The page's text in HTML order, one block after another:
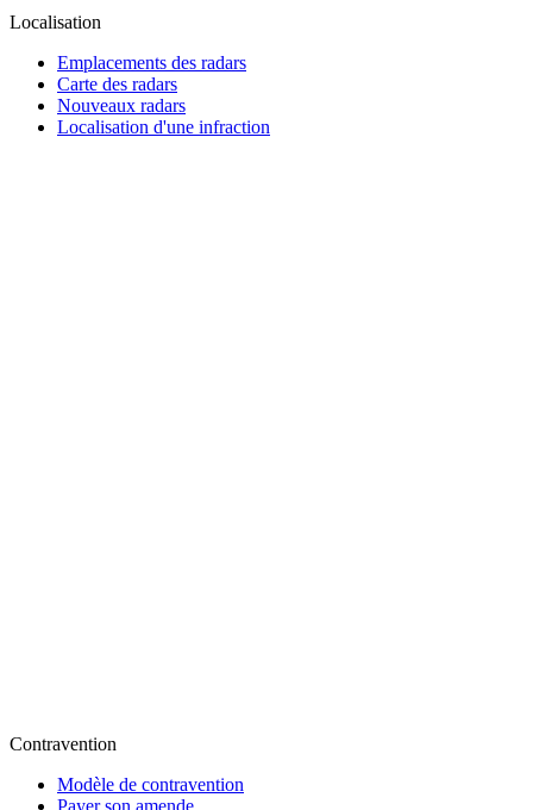
Localisation
Emplacements des radars
Carte des radars
Nouveaux radars
Localisation d'une infraction
Contravention
Modèle de contravention
Payer son amende